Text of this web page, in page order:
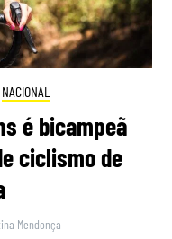
NACIONAL
é bicampeã
ciclismo de
Mendonça